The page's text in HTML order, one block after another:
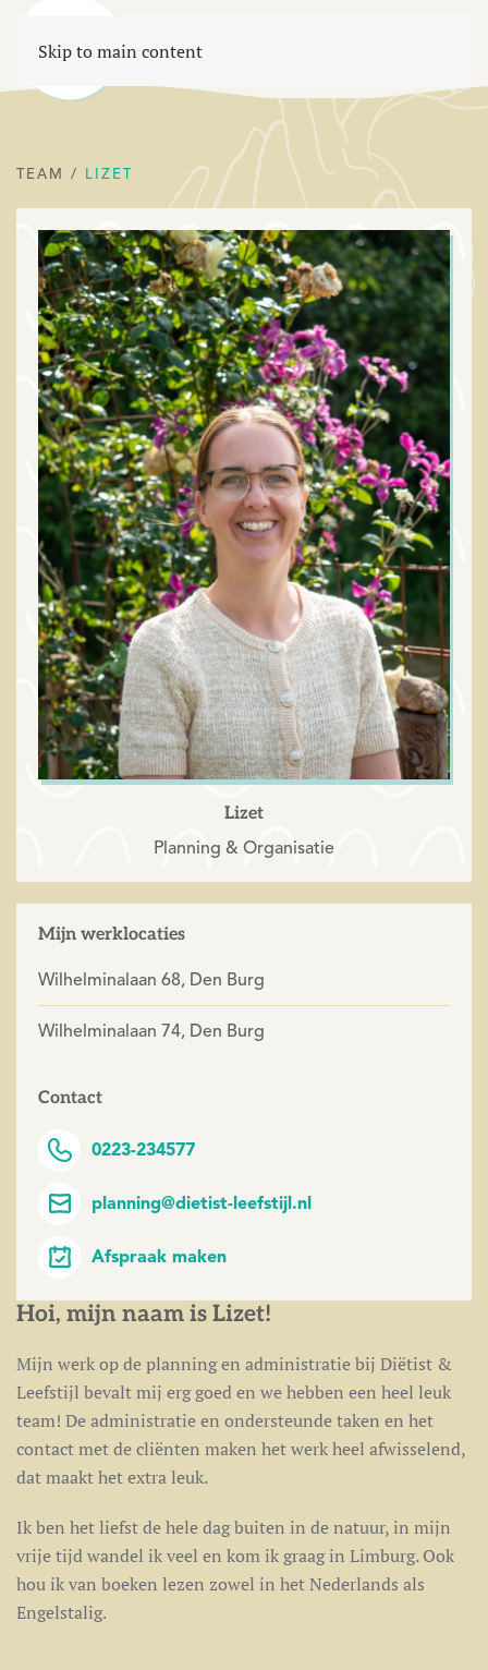
Skip to main content
TEAM / LIZET
Lizet
Planning & Organisatie
Mijn werklocaties
Wilhelminalaan 68, Den Burg
Wilhelminalaan 74, Den Burg
Contact
0223-234577
planning@dietist-leefstijl.nl
Afspraak maken
Hoi, mijn naam is Lizet!
Mijn werk op de planning en administratie bij Diëtist &
Leefstijl bevalt mij erg goed en we hebben een heel leuk
team! De administratie en ondersteunde taken en het
contact met de cliënten maken het werk heel afwisselend,
dat maakt het extra leuk.
Ik ben het liefst de hele dag buiten in de natuur, in mijn
vrije tijd wandel ik veel en kom ik graag in Limburg. Ook
hou ik van boeken lezen zowel in het Nederlands als
Engelstalig.